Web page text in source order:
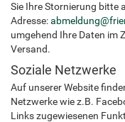
Sie Ihre Stornierung bitte
Adresse:abmeldung@
umgehend Ihre Daten im
Versand.
Soziale Netzwerke
Auf unserer Website
Netzwerke wie z.B.
Links zugewiesenen